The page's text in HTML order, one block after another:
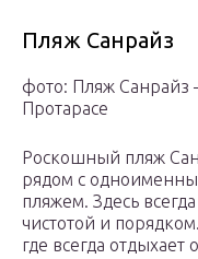
Пляж Санрайз
фото: Пляж
Протарасе
Роскошный пляж
рядом с
пляжем. Здесь
чистотой и
где всегда